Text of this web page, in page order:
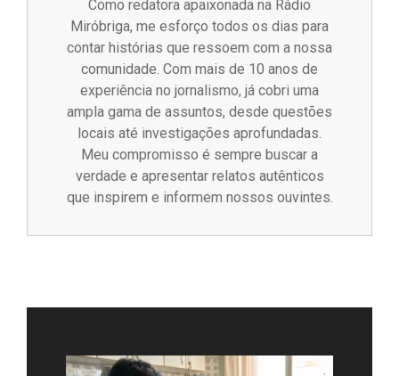
Como redatora apaixonada na Rádio
Miróbriga, me esforço todos os dias para
contar histórias que ressoem com a nossa
comunidade. Com mais de 10 anos de
experiência no jornalismo, já cobri uma
ampla gama de assuntos, desde questões
locais até investigações aprofundadas.
Meu compromisso é sempre buscar a
verdade e apresentar relatos autênticos
que inspirem e informem nossos ouvintes.